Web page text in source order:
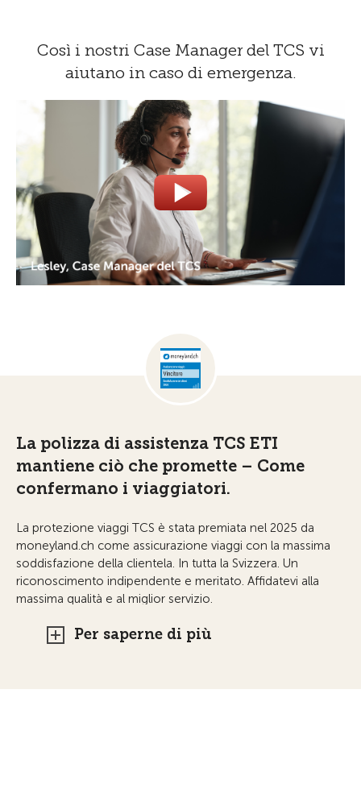
Così i nostri Case Manager del TCS vi
aiutano in caso di emergenza.
La polizza di assistenza TCS ETI
mantiene ciò che promette – Come
confermano i viaggiatori.
La protezione viaggi TCS è stata premiata nel 2025 da
moneyland.ch come assicurazione viaggi con la massima
soddisfazione della clientela. In tutta la Svizzera. Un
riconoscimento indipendente e meritato. Affidatevi alla
massima qualità e al miglior servizio.
Per saperne di più